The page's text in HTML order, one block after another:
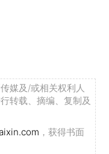
媒及/或相关权利人
转载、摘编、复制及
，获得书面